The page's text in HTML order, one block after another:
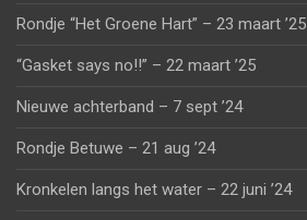
Rondje “Het Groene Hart” – 23 maart ’25
“Gasket says no!!” – 22 maart ’25
Nieuwe achterband – 7 sept ’24
Rondje Betuwe – 21 aug ’24
Kronkelen langs het water – 22 juni ’24